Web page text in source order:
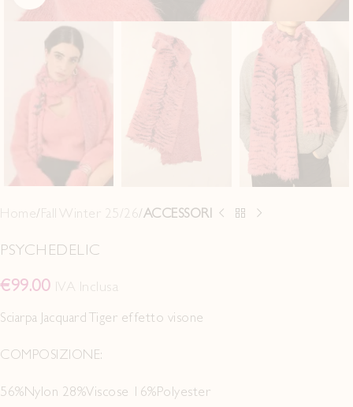
Home Fall Winter 25/26 ACCESSORI
PSYCHEDELIC
€99.00 IVA Inclusa
Sciarpa Jacquard Tiger effetto visone
COMPOSIZIONE:
56%Nylon 28%Viscose 16%Polyester